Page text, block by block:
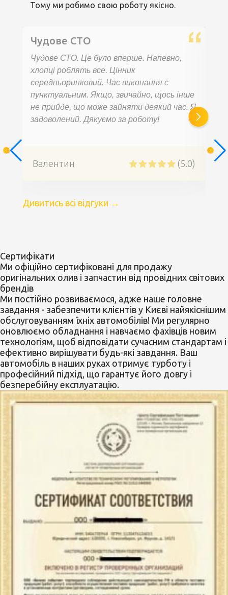
Тому ми робимо свою роботу якісно.
Чудове СТО
Чудове СТО. Це було вперше. Напевно,
хлопці роблять все. Цінник
середньоринковий. Час виконання є
пунктуальним. Якщо, звичайно, щось інше
не прийде, що може зайняти деякий час. Я
задоволений. Дякуємо за роботу!
Валентин (5.0)
Дивитись всі відгуки →
Сертифікати
Ми офіційно сертифіковані для продажу
оригінальних олив і запчастин від провідних світових
брендів
Ми постійно розвиваємося, адже наше головне
завдання - забезпечити клієнтів у Києві найякіснішим
обслуговуванням їхніх автомобілів! Ми регулярно
оновлюємо обладнання і навчаємо фахівців новим
технологіям, щоб відповідати сучасним стандартам і
ефективно вирішувати будь-які завдання. Ваш
автомобіль в наших руках отримує турботу і
професійний підхід, що гарантує його довгу і
безперебійну експлуатацію.